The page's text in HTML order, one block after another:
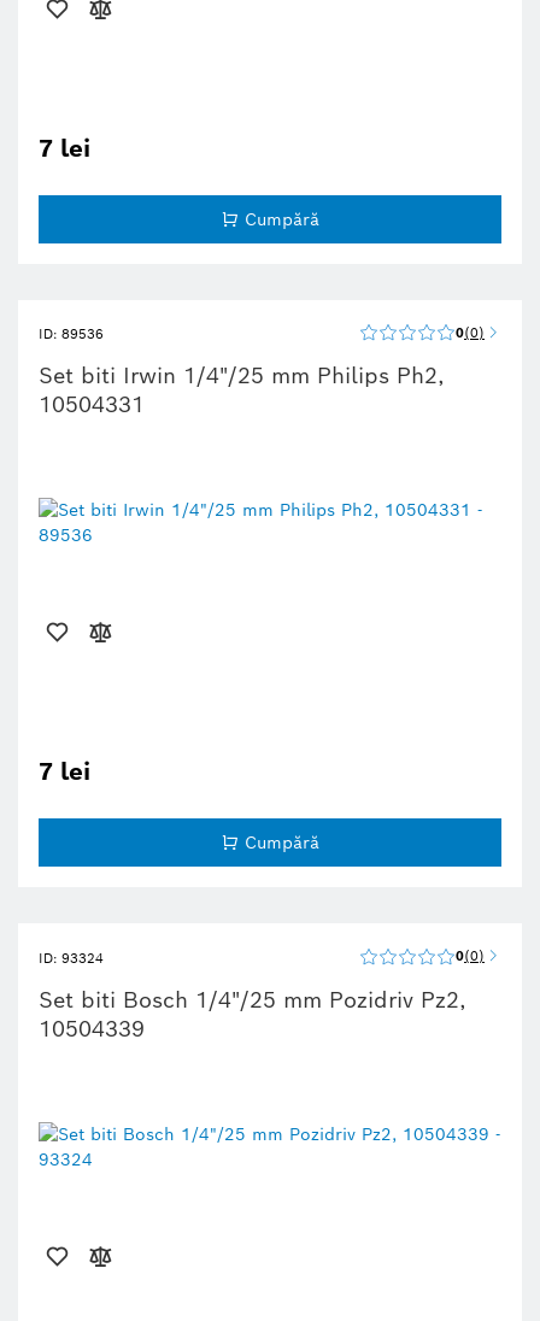
7 lei
Cumpără
ID: 89536 0 0
Set biti Irwin 1/4"/25 mm Philips Ph2,
10504331
7 lei
Cumpără
ID: 93324 0 0
Set biti Bosch 1/4"/25 mm Pozidriv Pz2,
10504339